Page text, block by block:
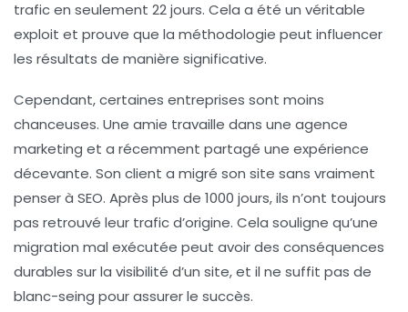
trafic en seulement 22 jours. Cela a été un véritable
exploit et prouve que la méthodologie peut influencer
les résultats de manière significative.
Cependant, certaines entreprises sont moins
chanceuses. Une amie travaille dans une agence
marketing et a récemment partagé une expérience
décevante. Son client a migré son site sans vraiment
penser à SEO. Après plus de 1000 jours, ils n’ont toujours
pas retrouvé leur trafic d’origine. Cela souligne qu’une
migration mal exécutée peut avoir des conséquences
durables sur la visibilité d’un site, et il ne suffit pas de
blanc-seing pour assurer le succès.